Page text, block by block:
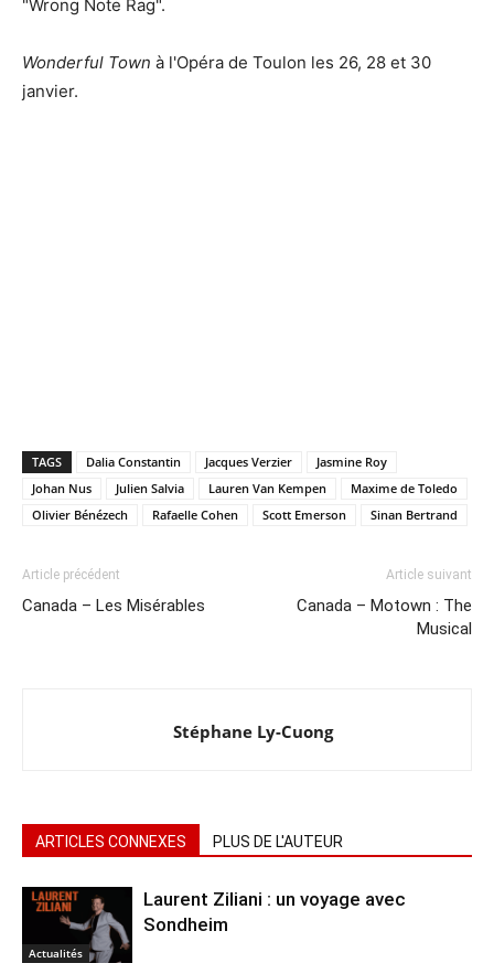
"Wrong Note Rag".
Wonderful Town à l'Opéra de Toulon les 26, 28 et 30
janvier.
TAGS Dalia Constantin Jacques Verzier
Jasmine Roy
Johan Nus
Julien Salvia Lauren Van Kempen
Maxime de Toledo
Olivier Bénézech
Rafaelle Cohen Scott Emerson Sinan Bertrand
Article précédent
Canada – Les Misérables
Article suivant
Canada – Motown : The
Musical
Stéphane Ly-Cuong
ARTICLES CONNEXES PLUS DE L'AUTEUR
Actualités
Laurent Ziliani : un voyage avec
Sondheim